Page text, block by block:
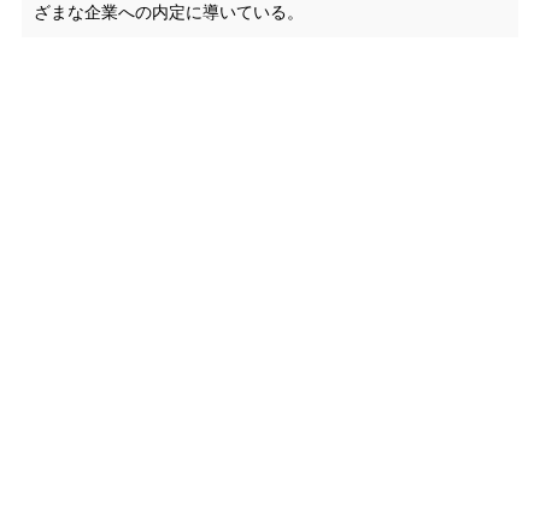
ざまな企業への内定に導いている。